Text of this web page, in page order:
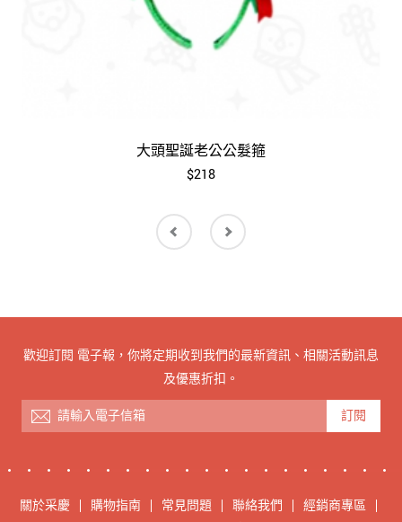
大頭聖誕老公公髮箍
$218
歡迎訂閱 電子報，你將定期收到我們的最新資訊、相關活動訊息
及優惠折扣。
訂閱
關於采慶 購物指南 常見問題 聯絡我們
經銷商專區